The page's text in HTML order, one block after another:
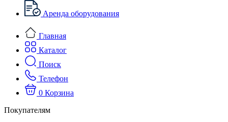
Аренда оборудования
Главная
Каталог
Поиск
Телефон
0 Корзина
Покупателям